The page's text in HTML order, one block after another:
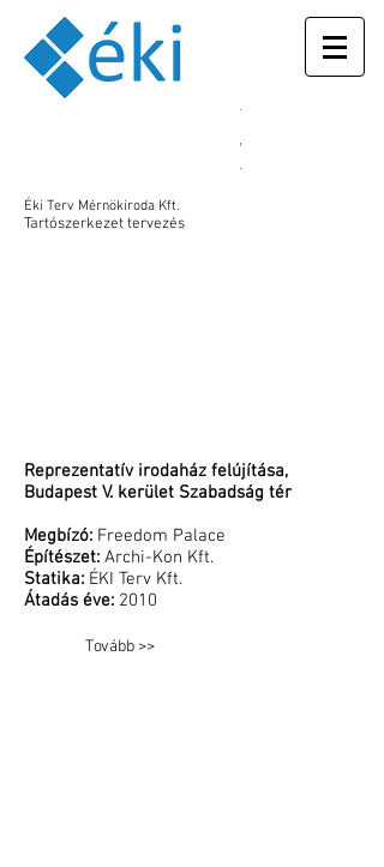
With placing
the Ukrainian
invasion. Our
thoughts are
Éki Terv Mérnökiroda Kft.
Tartószerkezet tervezés
Reprezentatív irodaház felújítása,
Budapest V. kerület Szabadság tér
Megbízó: Freedom Palace
Építészet: Archi-Kon Kft.
Statika: ÉKI Terv Kft.
Átadás éve: 2010
Tovább >>